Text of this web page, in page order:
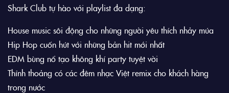
Shark Club tự hào với playlist đa dạng:
House music sôi động cho những người yêu thích nhảy múa
Hip Hop cuốn hút với những bản hit mới nhất
EDM bùng nổ tạo không khí party tuyệt vời
Thỉnh thoảng có các đêm nhạc Việt remix cho khách hàng
trong nước